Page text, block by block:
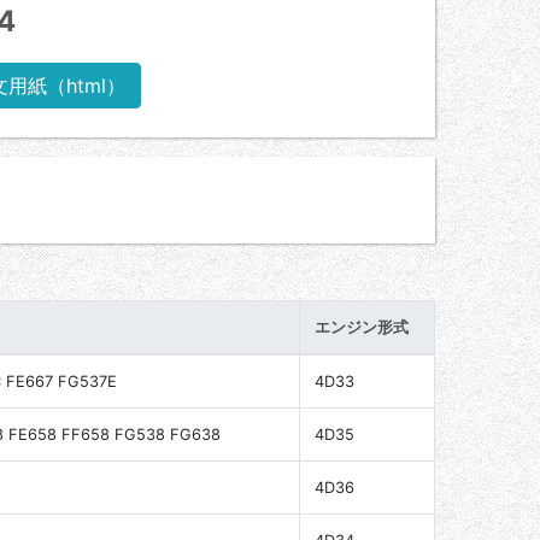
用紙（html）
エンジン形式
FE667 FG537E 4D33
FE658 FF658 FG538 FG638 4D35
4D36